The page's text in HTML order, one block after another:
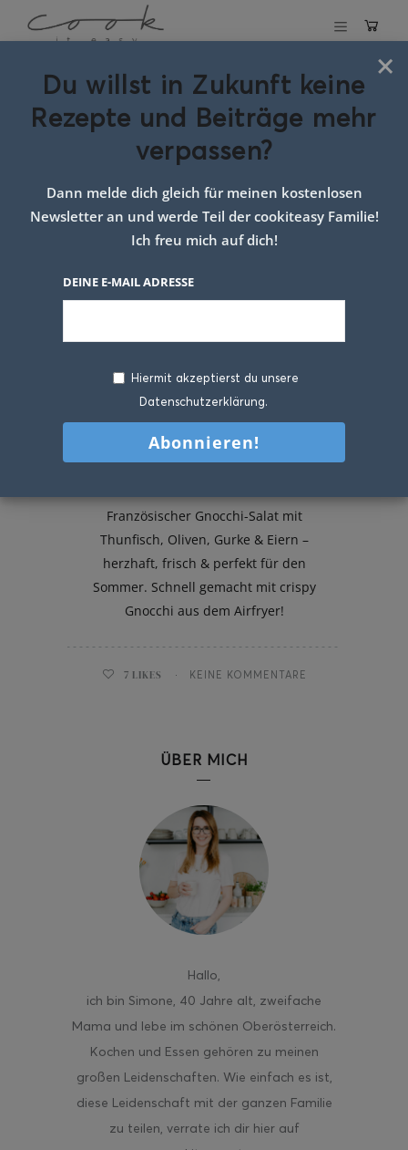
Schlagwort:
Thunfischsalat
Sommer
Französischer Gnocchi-Salat mit
Thunfisch, Oliven, Gurke & Eiern –
herzhaft, frisch & perfekt für den
Sommer. Schnell gemacht mit crispy
Gnocchi aus dem Airfryer!
7 LIKES KEINE KOMMENTARE
ÜBER MICH
Hallo,
ich bin Simone, 40 Jahre alt, zweifache
Mama und lebe im schönen Oberösterreich.
Kochen und Essen gehören zu meinen
großen Leidenschaften. Wie einfach es ist,
diese Leidenschaft mit der ganzen Familie
zu teilen, verrate ich dir hier auf
×
Du willst in Zukunft keine
Rezepte und Beiträge mehr
verpassen?
Dann melde dich gleich für meinen kostenlosen
Newsletter an und werde Teil der cookiteasy Familie!
Ich freu mich auf dich!
DEINE E-MAIL ADRESSE
Hiermit akzeptierst du unsere
Datenschutzerklärung.